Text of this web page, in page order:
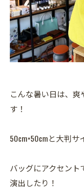
こんな暑い日は、
す！
50cm×50cmと大判
バッグにアクセント
演出したり！